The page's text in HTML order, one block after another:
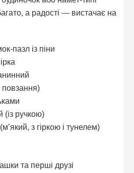
а радості — вистачає на
пазл із піни
повзання)
(із ручкою)
з гіркою і тунелем)
та перші друзі